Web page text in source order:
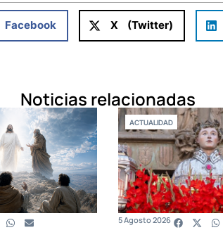
Facebook X (Twitter)
Noticias relacionadas
ACTUALIDAD
5 Agosto 2026